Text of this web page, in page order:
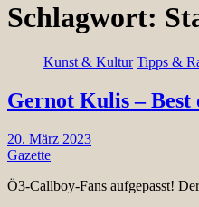
Schlagwort:
Kunst & Kultur Tipps &
Gernot Kulis – Best
20. März 2023
Gazette
Ö3-Callboy-Fans aufgepasst!